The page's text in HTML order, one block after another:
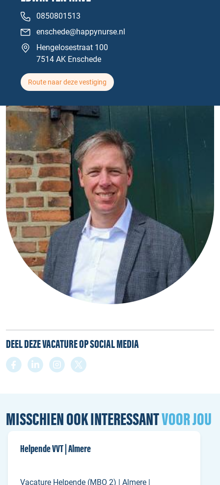
0850801513
enschede@happynurse.nl
Hengelosestraat 100
7514 AK Enschede
Route naar deze vestiging
DEEL DEZE VACATURE OP SOCIAL MEDIA
MISSCHIEN OOK INTERESSANTVOOR JOU
Helpende VVT | Almere
Vacature Helpende (MBO 2) | Almere |